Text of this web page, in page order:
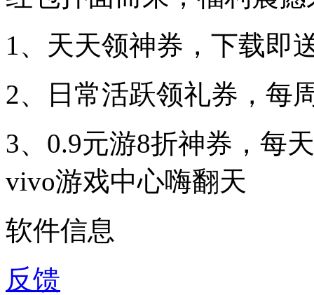
1、天天领神券，下载即
2、日常活跃领礼券，每
3、0.9元游8折神券，每
vivo游戏中心嗨翻天
软件信息
反馈